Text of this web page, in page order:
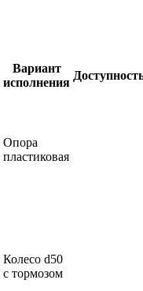
Вариант
исполнения
Опора
пластиковая
Колесо d50
с тормозом